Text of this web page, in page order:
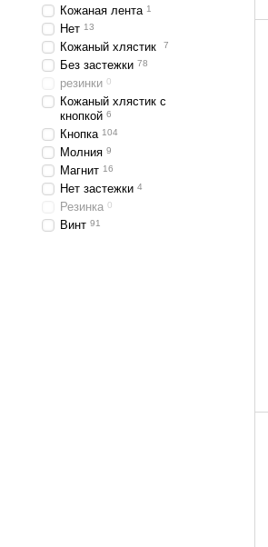
Кожаная лента 1
Нет 13
Кожаный хлястик 7
Без застежки 78
резинки 0
Кожаный хлястик с
кнопкой 6
Кнопка 104
Молния 9
Магнит 16
Нет застежки 4
Резинка 0
Винт 91